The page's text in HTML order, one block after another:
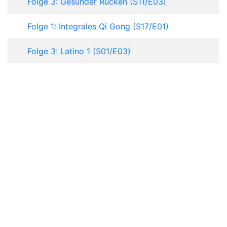
Folge 1: Integrales Qi Gong (S17/E01)
Folge 3: Latino 1 (S01/E03)